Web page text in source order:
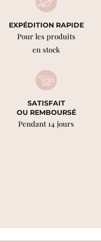
EXPÉDITION RAPIDE
Pour les produits
en stock
SATISFAIT
OU REMBOURSÉ
Pendant 14 jours